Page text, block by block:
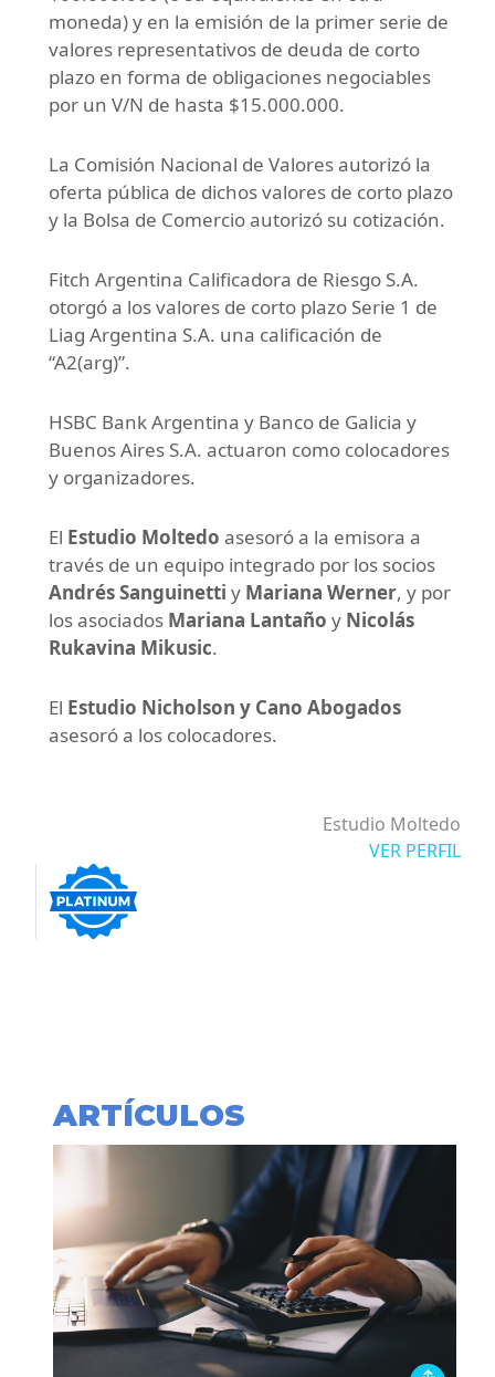
moneda) y en la emisión de la primer serie de
valores representativos de deuda de corto
plazo en forma de obligaciones negociables
por un V/N de hasta $15.000.000.
La Comisión Nacional de Valores autorizó la
oferta pública de dichos valores de corto plazo
y la Bolsa de Comercio autorizó su cotización.
Fitch Argentina Calificadora de Riesgo S.A.
otorgó a los valores de corto plazo Serie 1 de
Liag Argentina S.A. una calificación de
“A2(arg)”.
HSBC Bank Argentina y Banco de Galicia y
Buenos Aires S.A. actuaron como colocadores
y organizadores.
El Estudio Moltedo asesoró a la emisora a
través de un equipo integrado por los socios
Andrés Sanguinetti y Mariana Werner, y por
los asociados Mariana Lantaño y Nicolás
Rukavina Mikusic.
El Estudio Nicholson y Cano Abogados
asesoró a los colocadores.
Estudio Moltedo
VER PERFIL
ARTÍCULOS